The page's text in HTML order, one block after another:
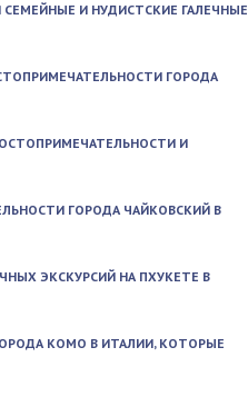
И НУДИСТСКИЕ ГАЛЕЧНЫЕ
ГОРОДА
И
ГОРОДА ЧАЙКОВСКИЙ В
ЭКСКУРСИЙ НА ПХУКЕТЕ В
КОМО В ИТАЛИИ, КОТОРЫЕ